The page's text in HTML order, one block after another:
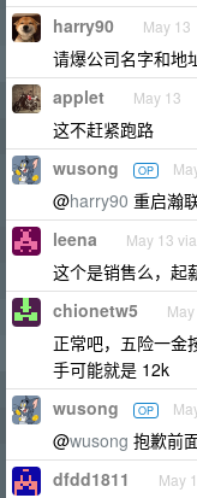
harry90 May 13
请爆公司名字和地
applet May 13
这不赶紧跑路
wusong OP
@harry90 重启瀚
leena May 13
这个是销售么，起
chionetw5
正常吧，五险一金
手可能就是 12k
wusong OP
@wusong 抱歉前
dfdd1811 May